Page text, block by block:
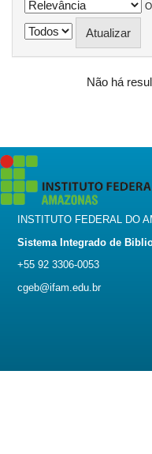
Não há
INSTITUTO FEDERAL DO
Sistema Integrado de
+55 92 3306-0053
cgeb@ifam.edu.br